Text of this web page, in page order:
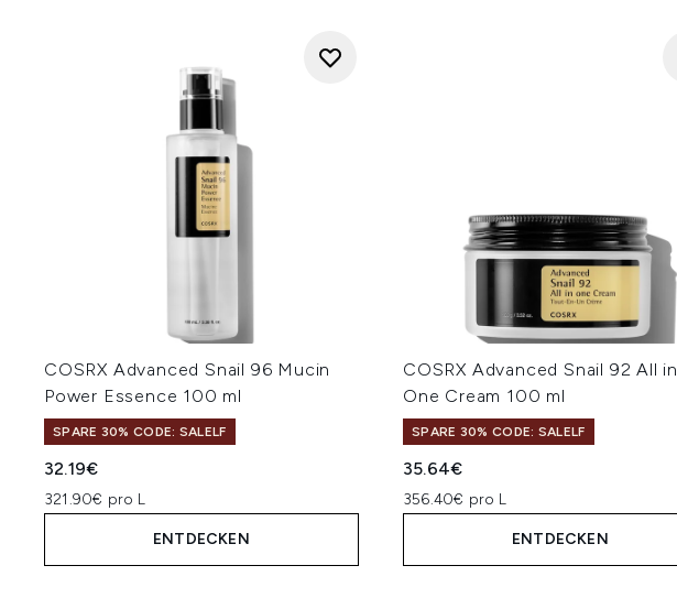
COSRX Advanced Snail 96 Mucin
Power Essence 100 ml
SPARE 30% CODE: SALELF
32.19€
321.90€ pro L
ENTDECKEN
COSRX Advanced Snail 92 All in
One Cream 100 ml
SPARE 30% CODE: SALELF
35.64€
356.40€ pro L
ENTDECKEN